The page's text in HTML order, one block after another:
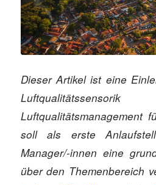
Dieser Artikel ist eine
Luftqualitätsmanagement
soll als erste
Manager/-innen eine
über den Themenbereich